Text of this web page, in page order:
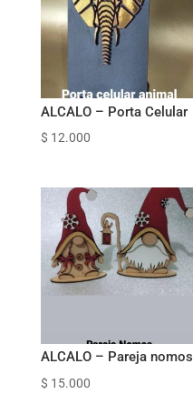
ALCALO – Porta Celular
$ 12.000
ALCALO – Pareja nomos
$ 15.000